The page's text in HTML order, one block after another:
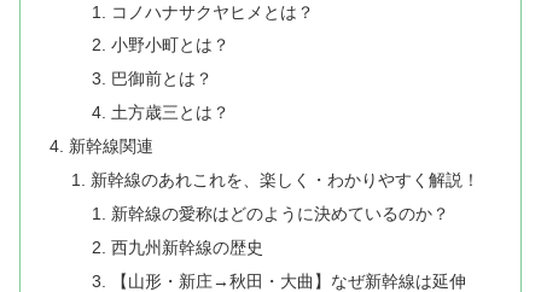
コノハナサクヤヒメとは？
小野小町とは？
巴御前とは？
土方歳三とは？
新幹線関連
新幹線のあれこれを、楽しく・わかりやすく解説！
新幹線の愛称はどのように決めているのか？
西九州新幹線の歴史
【山形・新庄→秋田・大曲】なぜ新幹線は延伸